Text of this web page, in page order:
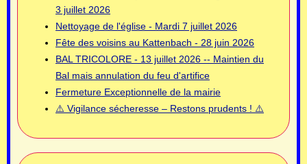
3 juillet 2026
Nettoyage de l'église - Mardi 7 juillet 2026
Fête des voisins au Kattenbach - 28 juin 2026
BAL TRICOLORE - 13 juillet 2026 -- Maintien du
Bal mais annulation du feu d'artifice
Fermeture Exceptionnelle de la mairie
⚠️ Vigilance sécheresse – Restons prudents ! ⚠️